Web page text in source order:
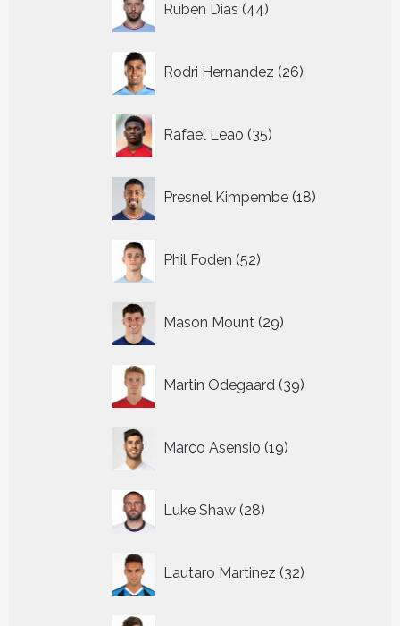
Ruben Dias 44
producten
Rodri Hernandez 26
producten
Rafael Leao 35
producten
Presnel Kimpembe 18
producten
Phil Foden 52
producten
Mason Mount 29
producten
Martin Odegaard 39
producten
Marco Asensio 19
producten
Luke Shaw 28
producten
Lautaro Martinez 32
producten